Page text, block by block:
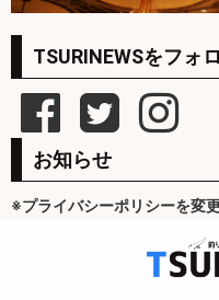
TSURINEWSをフォ
お知らせ
※プライバシーポリシーを変